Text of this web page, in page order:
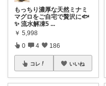
もっちり濃厚な天然ミナミ
マグロをご自宅で贅沢に🐟
✨ 流水解凍5 ...
￥ 5,998
0 4 186
コレ いいね